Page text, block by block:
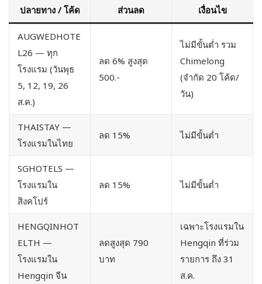
ปลายทาง / โค้ด ส่วนลด เงื่อนไข
AUGWEDHOTE
L26 — ทุก
โรงแรม (วันพุธ
5, 12, 19, 26
ส.ค.)
ลด 6% สูงสุด
500.-
ไม่มีขั้นต่ำ รวม
Chimelong
(จำกัด 20 โค้ด/
วัน)
THAISTAY —
โรงแรมในไทย
ลด 15% ไม่มีขั้นต่ำ
SGHOTELS —
โรงแรมใน
สิงคโปร์
ลด 15% ไม่มีขั้นต่ำ
HENGQINHOT
ELTH —
โรงแรมใน
Hengqin จีน
ลดสูงสุด 790
บาท
เฉพาะโรงแรมใน
Hengqin ที่ร่วม
รายการ ถึง 31
ส.ค.